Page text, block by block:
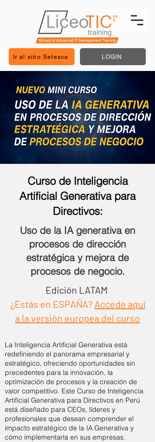
Ir al sitio Setesca LOGIN
Curso de Inteligencia
Artificial Generativa para
Directivos:
Uso de la IA generativa en
procesos de dirección
estratégica y mejora de
procesos de negocio.
Edición LATAM
¿Estás en ESPAÑA? Accede aquí
a la versión europea del curso
La Inteligencia Artificial Generativa está
redefiniendo el panorama empresarial y
estratégico, ofreciendo oportunidades sin
precedentes para la innovación, la
optimización de procesos y la creación de
valor competitivo. Este Curso de Inteligencia
Artificial Generativa para Directivos en Perú
está diseñado para CEOs, líderes y
profesionales que desean comprender el
impacto estratégico de la IA Generativa y
cómo implementarla en sus empresas.